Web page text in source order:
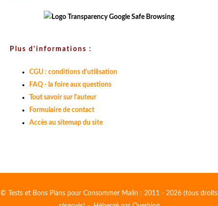
Plus d'informations :
CGU : conditions d'utilisation
FAQ - la foire aux questions
Tout savoir sur l'auteur
Formulaire de contact
Accès au sitemap du site
© Tests et Bons Plans pour Consommer Malin : 2011 - 2026 (tous droits